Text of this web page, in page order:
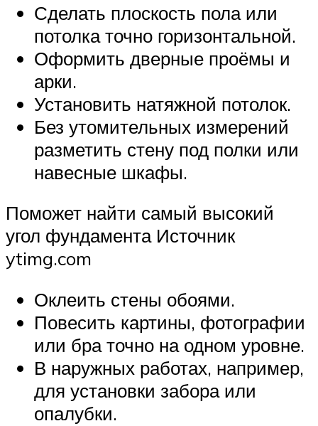
Сделать плоскость пола или
потолка точно горизонтальной.
Оформить дверные проёмы и
арки.
Установить натяжной потолок.
Без утомительных измерений
разметить стену под полки или
навесные шкафы.
Поможет найти самый высокий
угол фундамента Источник
ytimg.com
Оклеить стены обоями.
Повесить картины, фотографии
или бра точно на одном уровне.
В наружных работах, например,
для установки забора или
опалубки.